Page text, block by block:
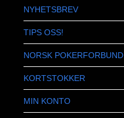
NYHETSBREV
TIPS OSS!
NORSK POKERFORBUND
KORTSTOKKER
MIN KONTO